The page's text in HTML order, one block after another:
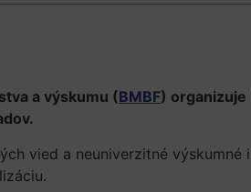
a výskumu (BMBF) organizuje
vied a neuniverzitné výskumné
snáh o